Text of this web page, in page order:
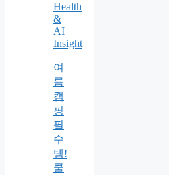
Health
&
AI
Insight
여
름
캠
핑
필
수
템!
쿨